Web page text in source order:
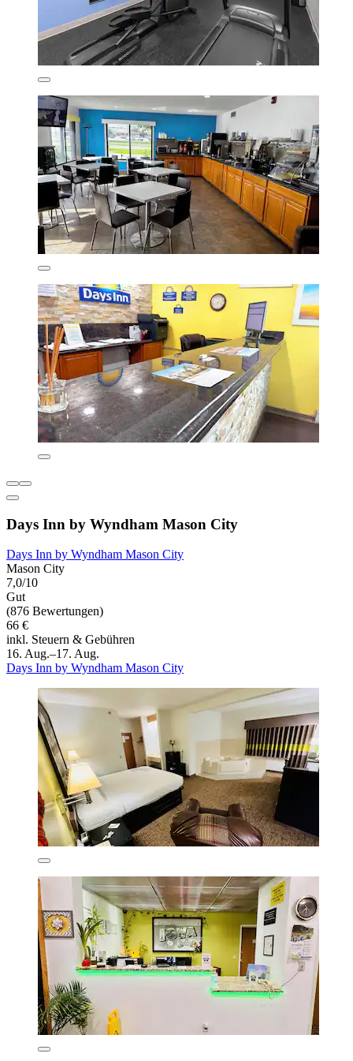
Days Inn by Wyndham Mason City
Days Inn by Wyndham Mason City
Mason City
7,0/10
Gut
(876 Bewertungen)
66 €
inkl. Steuern & Gebühren
16. Aug.–17. Aug.
Days Inn by Wyndham Mason City